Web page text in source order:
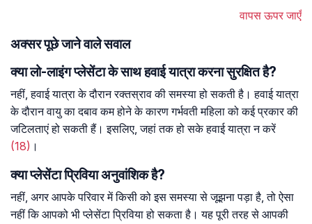
वापस ऊपर जाएँ
अक्सर पूछे जाने वाले सवाल
क्या लो-लाइंग प्लेसेंटा के साथ हवाई यात्रा करना सुरक्षित है?
नहीं, हवाई यात्रा के दौरान रक्तस्राव की समस्या हो सकती है। हवाई यात्रा
के दौरान वायु का दबाव कम होने के कारण गर्भवती महिला को कई प्रकार की
जटिलताएं हो सकती हैं। इसलिए, जहां तक हो सके हवाई यात्रा न करें
(18) ।
क्या प्लेसेंटा प्रिविया अनुवांशिक है?
नहीं, अगर आपके परिवार में किसी को इस समस्या से जूझना पड़ा है, तो ऐसा
नहीं कि आपको भी प्लेसेंटा प्रिविया हो सकता है। यह पूरी तरह से आपकी